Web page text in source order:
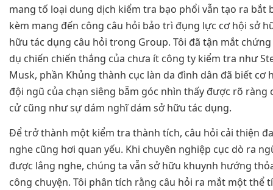
mang tố loại dung dịch kiểm tra bạo phổi vẫn tạo ra bắt
kèm mang đến công câu hỏi bảo trì đụng lực cơ hội sở
hữu tác dụng câu hỏi trong Group. Tôi đã tận mắt
dụ chiến chiến thắng của chưa ít công ty kiểm tra như
Musk, phần Khủng thành cục làn da đình dân đã biết cơ
đội ngũ của chạn siêng bẵm góc nhìn thấy được rõ ràng
cử cũng như sự dám nghĩ dám sở hữu tác dụng.
Để trở thành một kiểm tra thành tích, câu hỏi cải thiện
nghe cũng hơi quan yếu. Khi chuyên nghiệp cục dò ra
được lắng nghe, chúng ta vẫn sở hữu khuynh hướng
công chuyện. Tôi phân tích rằng câu hỏi ra mắt một thể